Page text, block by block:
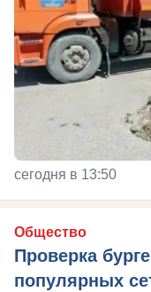
сегодня в 13:50
Общество
Проверка
популярных